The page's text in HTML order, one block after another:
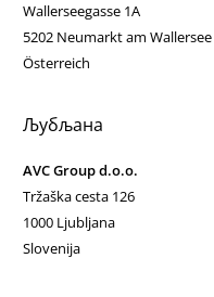
Wallerseegasse 1A
5202 Neumarkt am Wallersee
Österreich
Љубљана
AVC Group d.o.o.
Tržaška cesta 126
1000 Ljubljana
Slovenija